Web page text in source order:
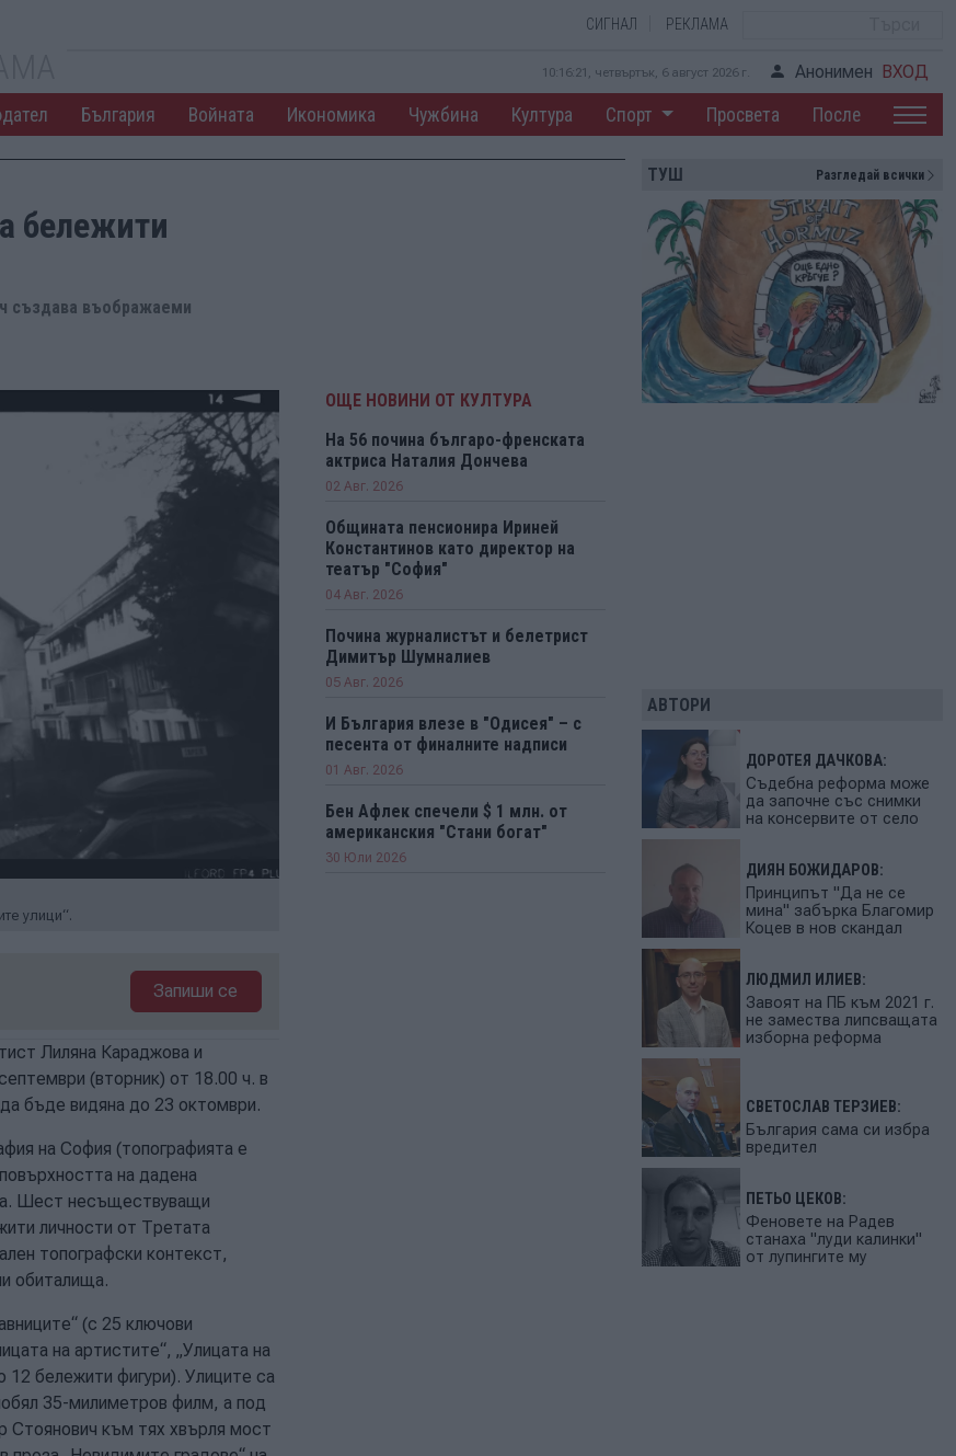
СИГНАЛ РЕКЛАМА
10:16:21, четвъртък, 6 август 2026 г. Анонимен ВХОД
България Войната Икономика Чужбина Култура Спорт Просвета После
бележити
създава въображаеми
улици“.
Запиши се
Лиляна Караджова и
(вторник) от 18.00 ч. в
бъде видяна до 23 октомври.
на София (топографията е
на дадена
Шест несъществуващи
личности от Третата
топографски контекст,
обиталища.
(с 25 ключови
на артистите“, „Улицата на
12 бележити фигури). Улиците са
35-милиметров филм, а под
Стоянович към тях хвърля мост
ОЩЕ НОВИНИ ОТ КУЛТУРА
На 56 почина българо-френската
актриса Наталия Дончева
02 Авг. 2026
Общината пенсионира Ириней
Константинов като директор на
театър "София"
04 Авг. 2026
Почина журналистът и белетрист
Димитър Шумналиев
05 Авг. 2026
И България влезе в "Одисея" – с
песента от финалните надписи
01 Авг. 2026
Бен Афлек спечели $ 1 млн. от
американския "Стани богат"
30 Юли 2026
ТУШ Разгледай всички
АВТОРИ
ДОРОТЕЯ ДАЧКОВА:
Съдебна реформа може
да започне със снимки
на консервите от село
ДИЯН БОЖИДАРОВ:
Принципът "Да не се
мина" забърка Благомир
Коцев в нов скандал
ЛЮДМИЛ ИЛИЕВ:
Завоят на ПБ към 2021 г.
не замества липсващата
изборна реформа
СВЕТОСЛАВ ТЕРЗИЕВ:
България сама си избра
вредител
ПЕТЬО ЦЕКОВ:
Феновете на Радев
станаха "луди калинки"
от лупингите му